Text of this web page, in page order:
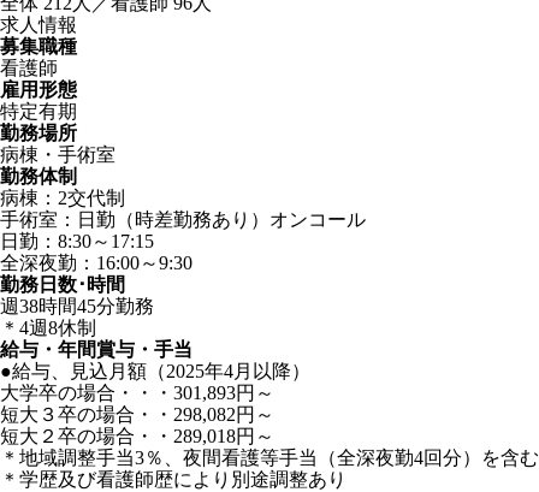
求人情報
募集職種
看護師
雇用形態
特定有期
勤務場所
病棟・手術室
勤務体制
病棟：2交代制
手術室：日勤（時差勤務あり）オンコール
日勤：8:30～17:15
全深夜勤：16:00～9:30
勤務日数･時間
週38時間45分勤務
＊4週8休制
給与・年間賞与・手当
●給与、見込月額（2025年4月以降）
大学卒の場合・・・301,893円～
短大３卒の場合・・298,082円～
短大２卒の場合・・289,018円～
＊地域調整手当3％、夜間看護等手当（全深夜勤4回分）を含む
＊学歴及び看護師歴により別途調整あり